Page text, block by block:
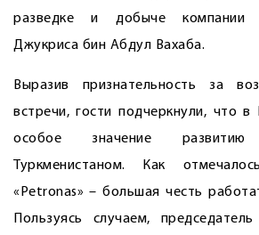
разведке и добыче компании
Джукриса бин Абдул Вахаба.
Выразив признательность за
встречи, гости подчеркнули, что
особое значение
Туркменистаном. Как
«Petronas» – большая честь
Пользуясь случаем, председатель